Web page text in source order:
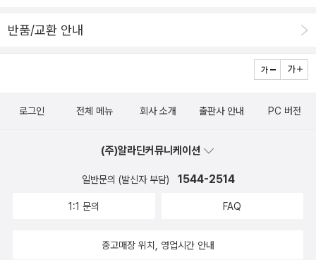
반품/교환 안내
로그인 전체 메뉴 회사 소개 출판사 안내 PC 버전
(주)알라딘커뮤니케이션
일반문의 (발신자 부담) 1544-2514
1:1 문의 FAQ
중고매장 위치, 영업시간 안내